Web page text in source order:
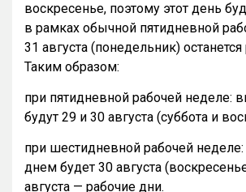
воскресенье, поэтому этот день
в рамках обычной пятидневной
31 августа (понедельник)
Таким образом:
при пятидневной рабочей неделе:
будут 29 и 30 августа (суббота и
при шестидневной рабочей
днем будет 30 августа
августа — рабочие дни.